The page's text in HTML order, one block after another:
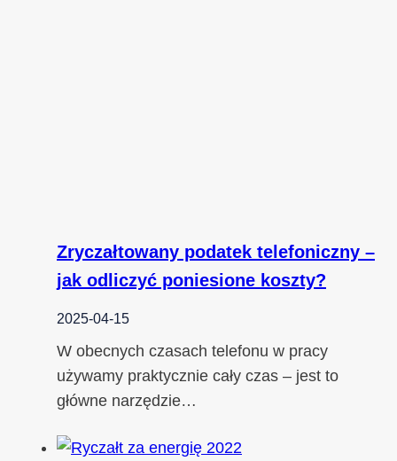
Zryczałtowany podatek telefoniczny –
jak odliczyć poniesione koszty?
2025-04-15
W obecnych czasach telefonu w pracy
używamy praktycznie cały czas – jest to
główne narzędzie…